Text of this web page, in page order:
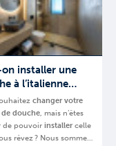
installer une
à l’italienne
?
changer votre
douche, mais n’êtes
de pouvoir installer celle
rêvez ? Nous sommes-